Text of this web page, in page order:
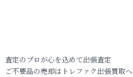
査定のプロが心を込めて出張査定
ご不要品の売却はトレファク出張買取へ